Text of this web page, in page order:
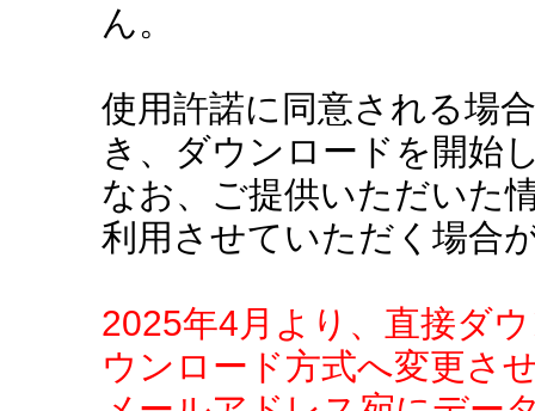
ん。
使用許諾に同意される場
き、ダウンロードを開始
なお、ご提供いただいた
利用させていただく場合
2025年4月より、直接ダ
ウンロード方式へ変更さ